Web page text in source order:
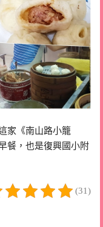
家《南山路小籠
餐，也是復興國小附
(31)